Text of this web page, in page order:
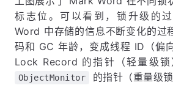
标志位。可以看到，锁升级的
Word 中存储的信息不断变化的
码和 GC 年龄，变成线程 ID（偏
Lock Record 的指针（轻量级
ObjectMonitor 的指针（重量级锁